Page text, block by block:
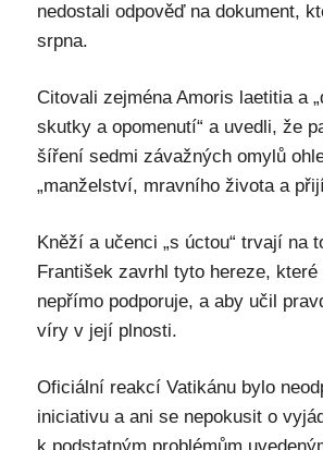
nedostali odpověď na dokument,
srpna.
Citovali zejména Amoris laetitia a
skutky a opomenutí“ a uvedli, že
šíření sedmi závažných omylů
„manželství, mravního života a
Kněží a učenci „s úctou“ trvají na
František zavrhl tyto hereze, které
nepřímo podporuje, a aby učil
víry v její plnosti.
Oficiální reakcí Vatikánu bylo
iniciativu a ani se nepokusit o